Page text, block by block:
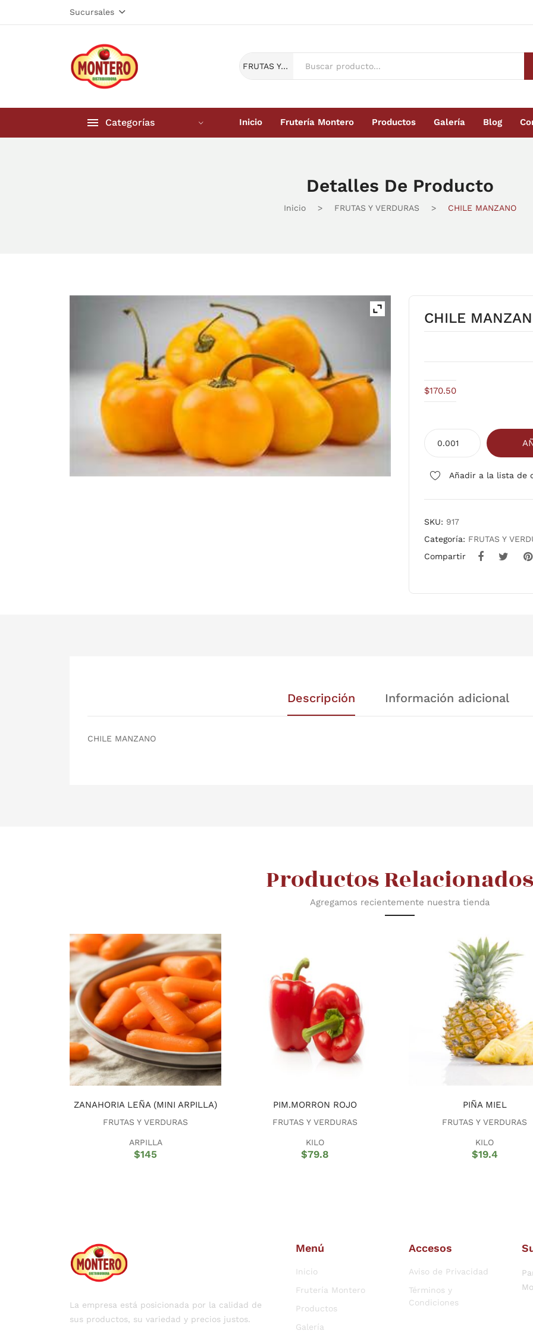
Sucursales
FRUTAS Y VERDURAS
Categorías Inicio Frutería Montero Productos Galería Blog
Detalles De Producto
Inicio > FRUTAS Y VERDURAS > CHILE MANZANO
CHILE
$170.50
MANZANO
Añadir a la lista de
SKU: 917
Categoría: FRUTAS Y
Compartir
Descripción Información adicional
CHILE MANZANO
Productos Relacionados
Agregamos recientemente nuestra tienda
ZANAHORIA LEÑA (MINI ARPILLA)
FRUTAS Y VERDURAS
ARPILLA
$145
PIM.MORRON ROJO
FRUTAS Y VERDURAS
KILO
$79.8
PIÑA MIEL
FRUTAS Y VERDURAS
KILO
$19.4
La empresa está posicionada por la calidad de
sus productos, su variedad y precios justos.
Menú
Inicio
Frutería Montero
Productos
Galería
Accesos
Aviso de Privacidad
Términos y
Condiciones